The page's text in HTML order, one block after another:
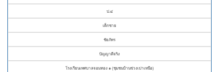
ป.๔
เด็กชาย
ชัยภัทร
ปัญญาดีจริง
โรงเรียนเทศบาลจอมทอง ๑ (ชุมชนบ้านข่วงเปาเหนือ)